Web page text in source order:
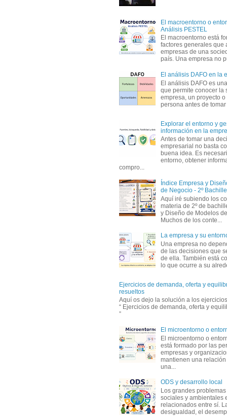
El macroentorno o
Análisis PESTEL
El macroentorno está
factores generales que
empresas de una
país. Una empresa no
El análisis DAFO en la
El análisis DAFO es
que permite conocer la
empresa, un proyecto
persona antes de
Explorar el entorno y
información en la
Antes de tomar una
empresarial no basta
buena idea. Es
entorno, obtener
compro...
Índice Empresa y
de Negocio - 2º
Aquí iré subiendo los
materia de 2º de
y Diseño de Modelos
Muchos de los conte...
La empresa y su
Una empresa no
de las decisiones que
de ella. También está
lo que ocurre a su
Ejercicios de demanda, oferta y
resueltos
Aquí os dejo la solución a los
“ Ejercicios de demanda, oferta y
”
El microentorno o
El microentorno o
está formado por las
empresas y
mantienen una
una...
ODS y desarrollo local
Los grandes
sociales y ambientales
relacionados entre sí.
desigualdad, el